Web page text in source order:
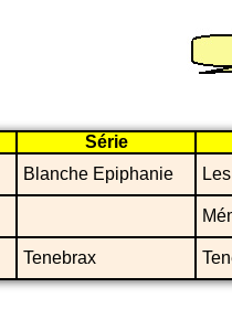
Série
Blanche Epiphanie
Tenebrax